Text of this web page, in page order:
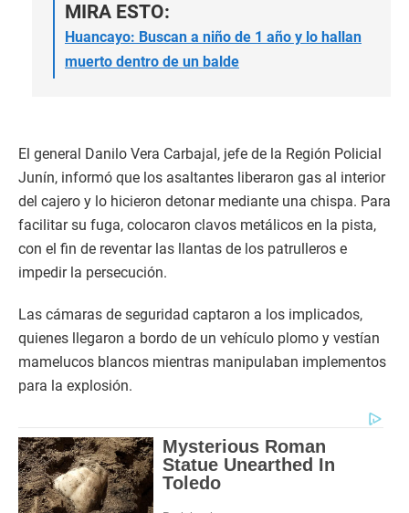
MIRA ESTO:
Huancayo: Buscan a niño de 1 año y lo hallan
muerto dentro de un balde
El general Danilo Vera Carbajal, jefe de la Región Policial
Junín, informó que los asaltantes liberaron gas al interior
del cajero y lo hicieron detonar mediante una chispa. Para
facilitar su fuga, colocaron clavos metálicos en la pista,
con el fin de reventar las llantas de los patrulleros e
impedir la persecución.
Las cámaras de seguridad captaron a los implicados,
quienes llegaron a bordo de un vehículo plomo y vestían
mamelucos blancos mientras manipulaban implementos
para la explosión.